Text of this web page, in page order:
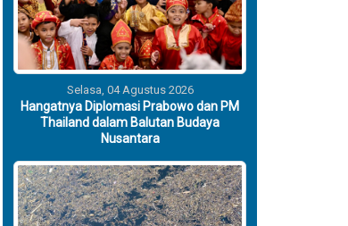
Selasa, 04 Agustus 2026
Hangatnya Diplomasi Prabowo dan PM
Thailand dalam Balutan Budaya
Nusantara